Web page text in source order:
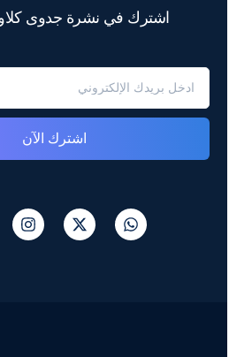
اشترك في نشرة جدوى كلاود
اشترك الآن